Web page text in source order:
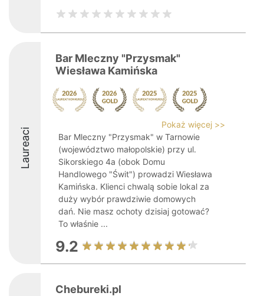
Laureaci
Bar Mleczny "Przysmak"
Wiesława Kamińska
Pokaż więcej >>
Bar Mleczny "Przysmak" w Tarnowie
(województwo małopolskie) przy ul.
Sikorskiego 4a (obok Domu
Handlowego "Świt") prowadzi Wiesława
Kamińska. Klienci chwalą sobie lokal za
duży wybór prawdziwie domowych
dań. Nie masz ochoty dzisiaj gotować?
To właśnie ...
9.2
Chebureki.pl